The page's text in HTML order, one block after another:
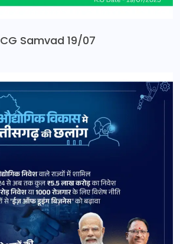
CG Samvad 19/07